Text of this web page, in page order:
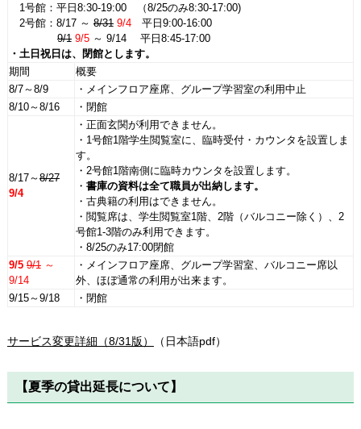
1号館：平日8:30-19:00 （8/25のみ8:30-17:00)
2号館：8/17 ～ 8/319/4平日9:00-16:00
9/19/5～ 9/14 平日8:45-17:00
・土日祝日は、閉館とします。
期間
概要
8/7～8/9
・メインフロア座席、グループ学習室の利用中止
8/10～8/16
・閉館
8/17～8/27
9/4
・正面玄関が利用できません。
・1号館1階学生閲覧室に、臨時受付・カウンタを設置しま
す。
・2号館1階南側に臨時カウンタを設置します。
・ 書庫の資料は全て職員が出納します。
・古典籍の利用はできません。
・閲覧席は、学生閲覧室1階、2階（バルコニー除く）、2
号館1-3階のみ利用できます。
・8/25のみ17:00閉館
9/5 9/1～
9/14
・メインフロア座席、グループ学習室、バルコニー席以
外、ほぼ通常の利用が出来ます。
9/15～9/18
・閉館
サービス変更詳細（8/31版） （日本語pdf）
【夏季の貸出延長について】